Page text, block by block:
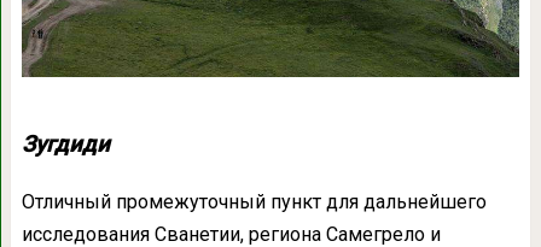
Зугдиди
Отличный промежуточный пункт для дальнейшего
исследования Сванетии, региона Самегрело и